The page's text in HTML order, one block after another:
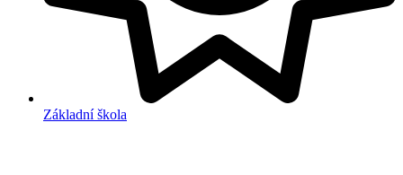
Základní škola